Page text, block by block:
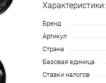
Характеристики:
Бренд
Артикул
Страна
Базовая единица
Ставки налогов